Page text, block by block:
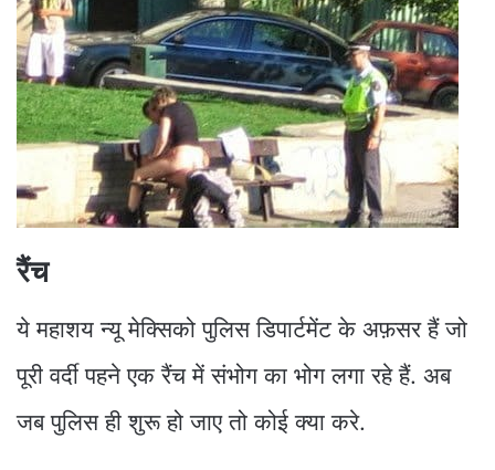
रैंच
ये महाशय न्यू मेक्सिको पुलिस डिपार्टमेंट के अफ़सर हैं जो
पूरी वर्दी पहने एक रैंच में संभोग का भोग लगा रहे हैं. अब
जब पुलिस ही शुरू हो जाए तो कोई क्या करे.